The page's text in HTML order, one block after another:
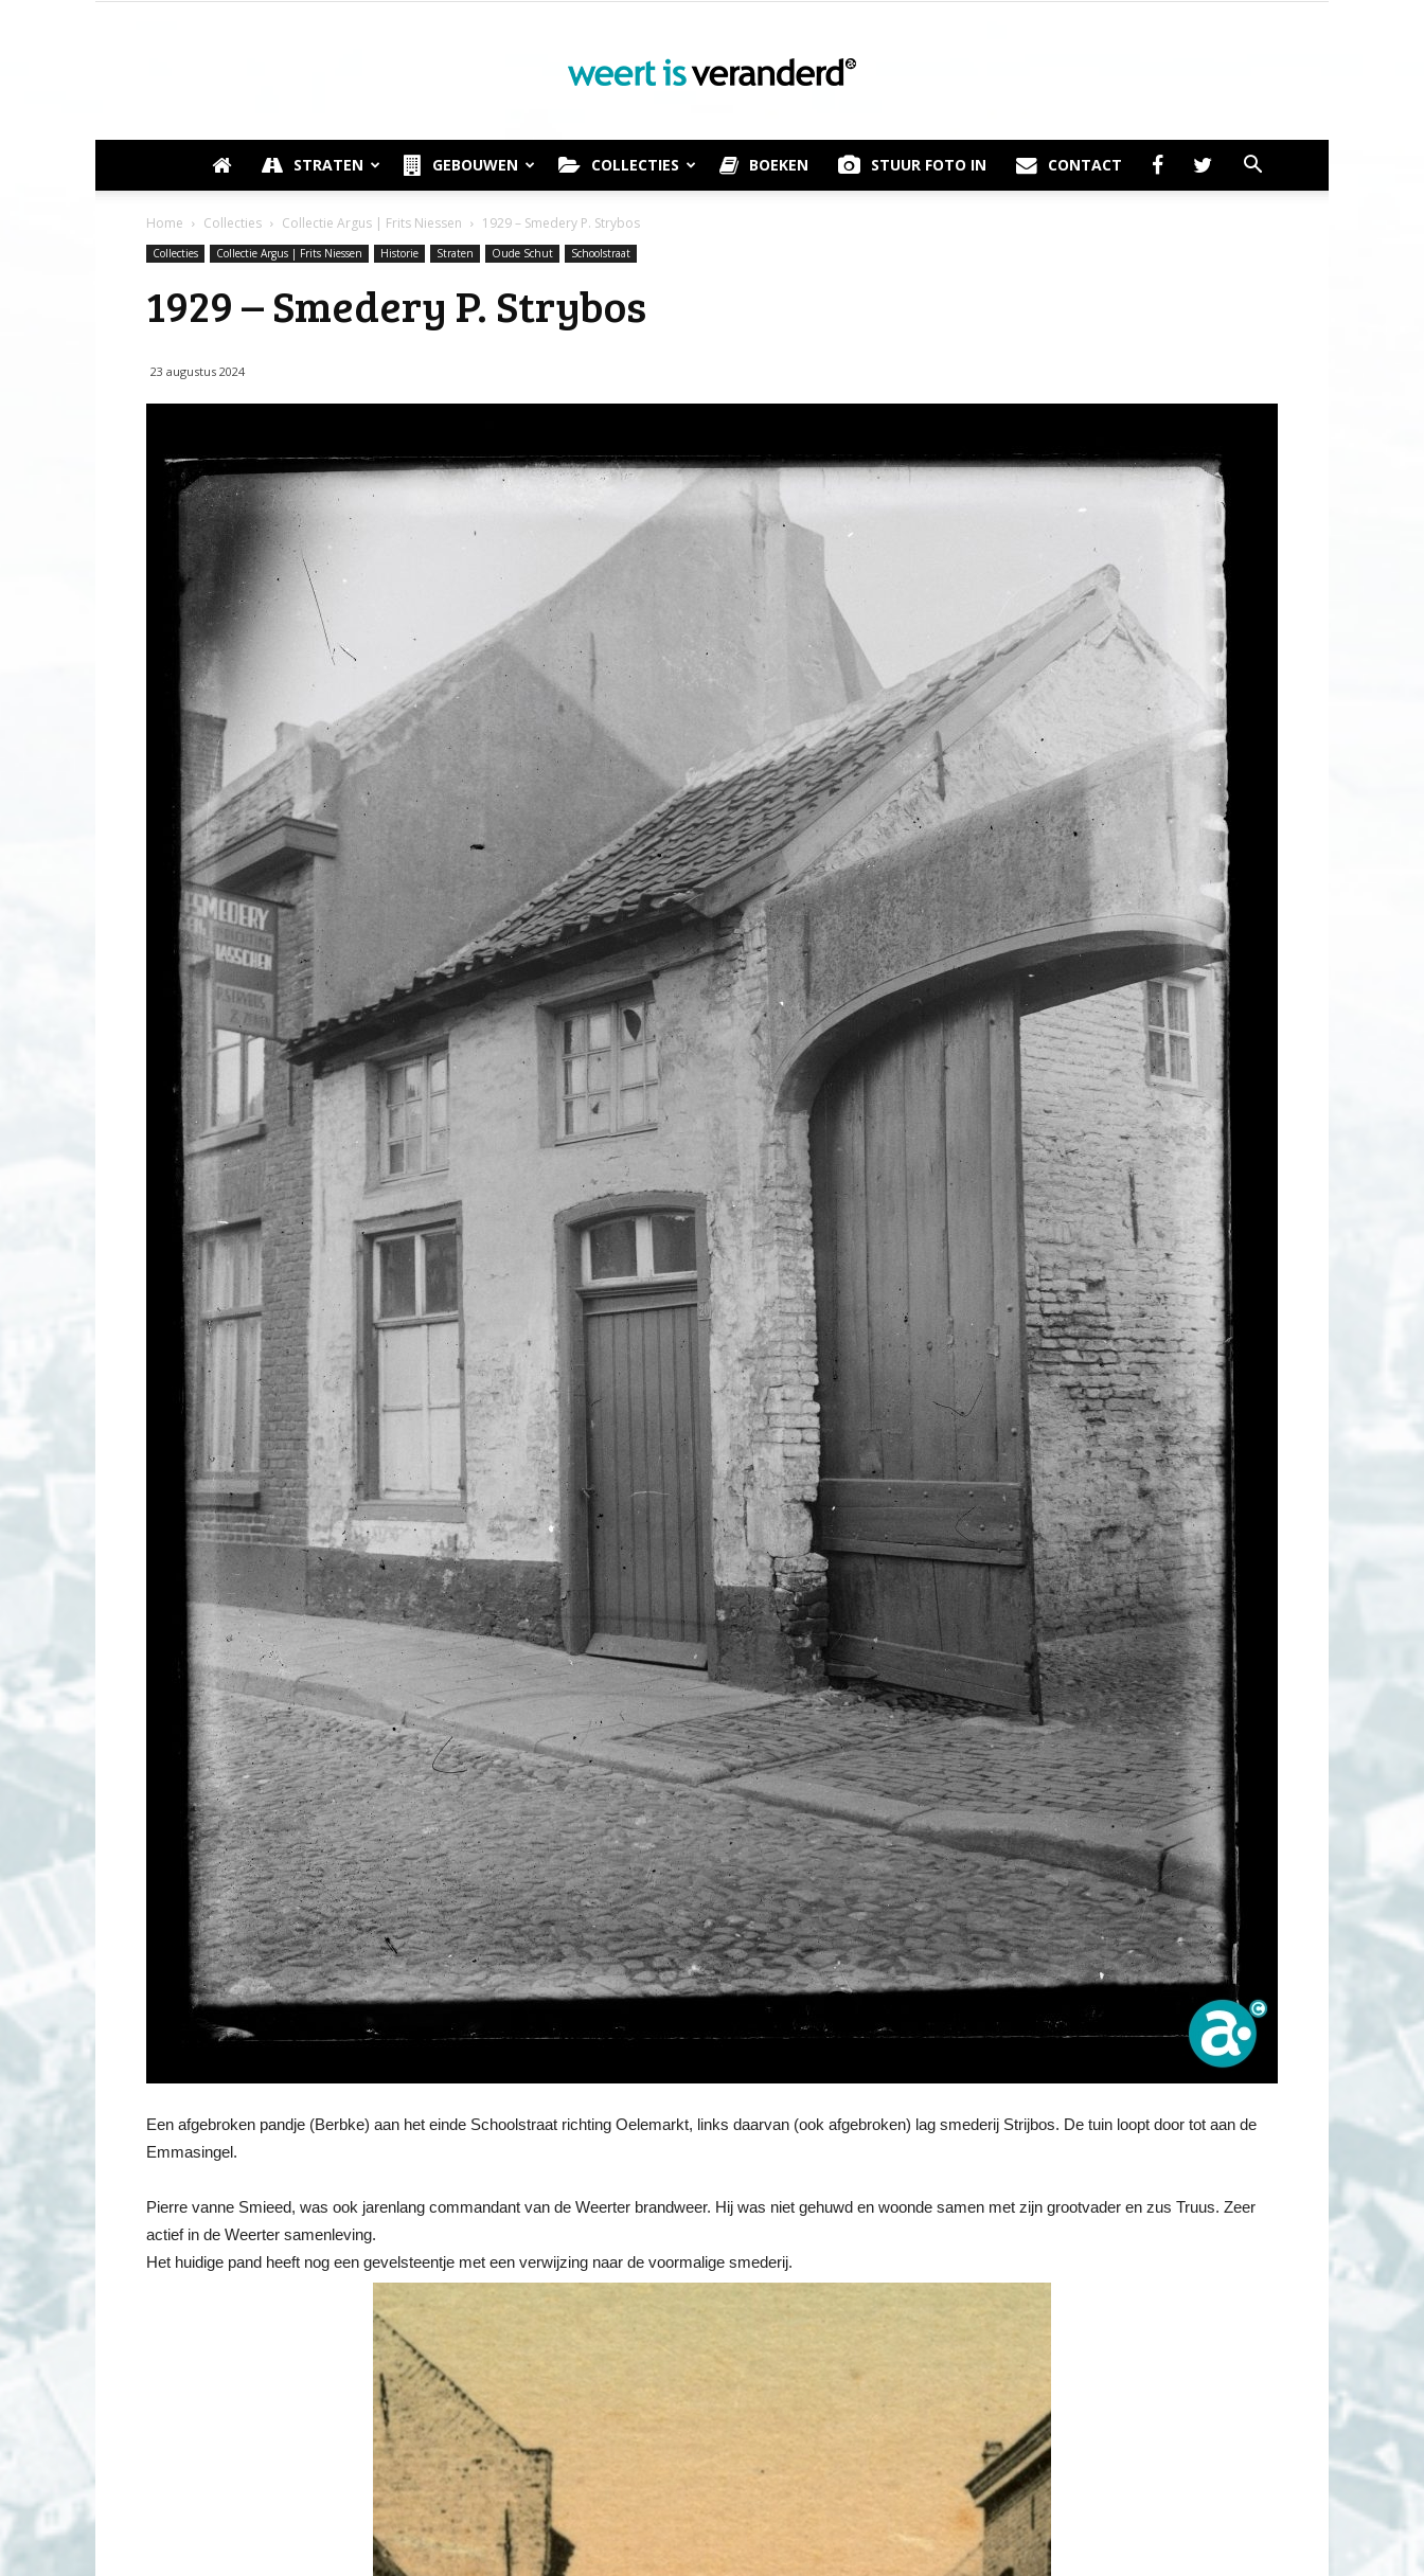
Weert
Veranderd
STRATEN GEBOUWEN COLLECTIES BOEKEN STUUR FOTO IN CONTACT
Home Collecties Collectie Argus | Frits Niessen 1929 – Smedery P. Strybos
Collecties Collectie Argus | Frits Niessen Historie Straten Oude Schut Schoolstraat
1929 – Smedery P. Strybos
23 augustus 2024
Een afgebroken pandje (Berbke) aan het einde Schoolstraat richting Oelemarkt, links daarvan (ook afgebroken) lag smederij Strijbos. De tuin loopt door tot aan de
Emmasingel.
Pierre vanne Smieed, was ook jarenlang commandant van de Weerter brandweer. Hij was niet gehuwd en woonde samen met zijn grootvader en zus Truus. Zeer
actief in de Weerter samenleving.
Het huidige pand heeft nog een gevelsteentje met een verwijzing naar de voormalige smederij.